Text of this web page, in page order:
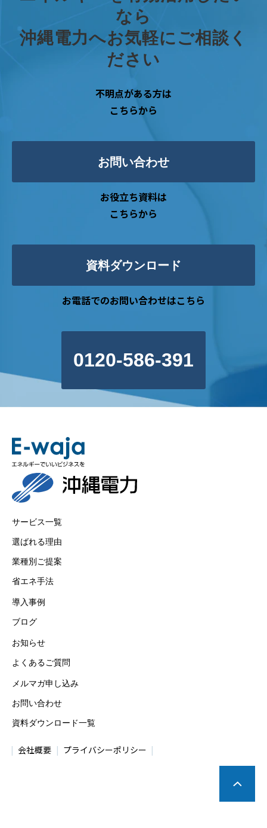
なら
沖縄電力へお気軽にご相談く
ださい
不明点がある方は
こちらから
お問い合わせ
お役立ち資料は
こちらから
資料ダウンロード
お電話でのお問い合わせはこちら
0120-586-391
サービス一覧
選ばれる理由
業種別ご提案
省エネ手法
導入事例
ブログ
お知らせ
よくあるご質問
メルマガ申し込み
お問い合わせ
資料ダウンロード一覧
会社概要 プライバシーポリシー